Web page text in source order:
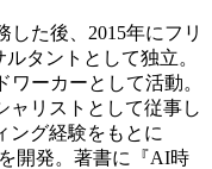
た後、2015年にフリ
タントとして独立。
ーカーとして活動。
ャリストとして従事し
ング経験をもとに
開発。著書に『AI時